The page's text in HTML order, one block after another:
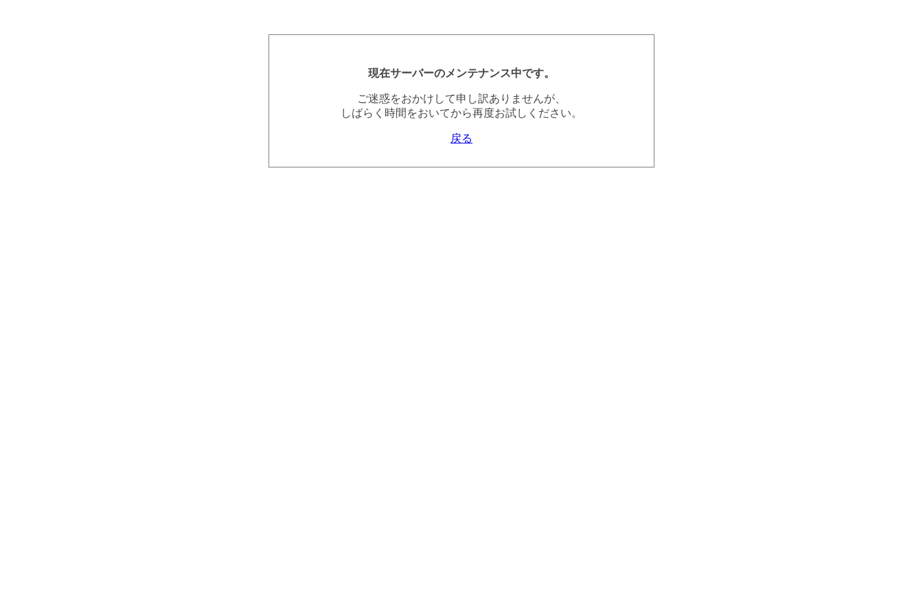
現在サーバーのメンテナンス中です。
ご迷惑をおかけして申し訳ありませんが、
しばらく時間をおいてから再度お試しください。
戻る